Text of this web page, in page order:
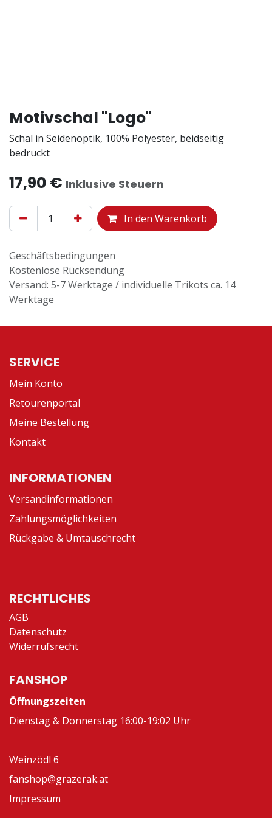
Motivschal "Logo"
Schal in Seidenoptik, 100% Polyester, beidseitig
bedruckt
17,90 € Inklusive Steuern
In den Warenkorb
Geschäftsbedingungen
Kostenlose Rücksendung
Versand: 5-7 Werktage / individuelle Trikots ca. 14
Werktage
SERVICE
Mein Konto
Retourenportal
Meine Bestellung
Kontakt
INFORMATIONEN
Versandinformationen
Zahlungsmöglichkeiten
Rückgabe & Umtauschrecht
RECHTLICHES
AGB
Datenschutz
Widerrufsrecht
FANSHOP
Öffnungszeiten
Dienstag & Donnerstag 16:00-19:02 Uhr
Weinzödl 6
fanshop@grazerak.at
Impressum